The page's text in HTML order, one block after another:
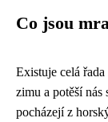
Co jsou
Existuje celá řada
zimu a potěší
pocházejí z